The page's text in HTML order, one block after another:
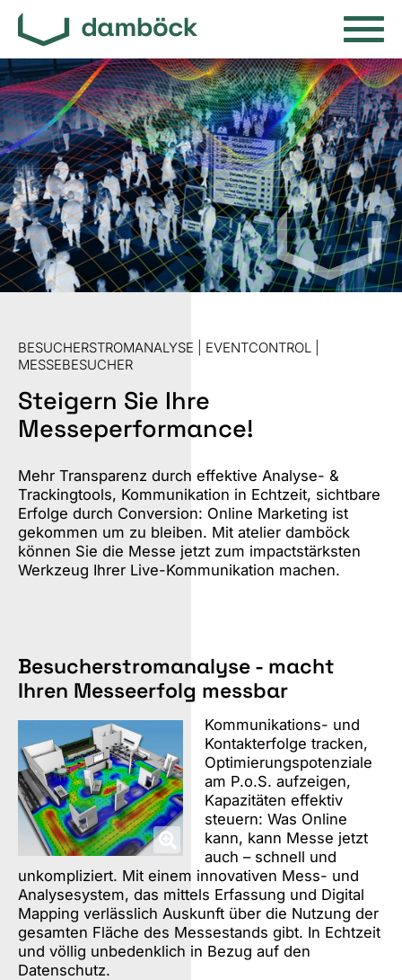
BESUCHERSTROMANALYSE | EVENTCONTROL |
MESSEBESUCHER
Steigern Sie Ihre
Messeperformance!
Mehr Transparenz durch effektive Analyse- &
Trackingtools, Kommunikation in Echtzeit, sichtbare
Erfolge durch Conversion: Online Marketing ist
gekommen um zu bleiben. Mit atelier damböck
können Sie die Messe jetzt zum impactstärksten
Werkzeug Ihrer Live-Kommunikation machen.
Besucherstromanalyse - macht
Ihren Messeerfolg messbar
Kommunikations- und
Kontakterfolge tracken,
Optimierungspotenziale
am P.o.S. aufzeigen,
Kapazitäten effektiv
steuern: Was Online
kann, kann Messe jetzt
auch – schnell und
unkompliziert. Mit einem innovativen Mess- und
Analysesystem, das mittels Erfassung und Digital
Mapping verlässlich Auskunft über die Nutzung der
gesamten Fläche des Messestands gibt. In Echtzeit
und völlig unbedenklich in Bezug auf den
Datenschutz.